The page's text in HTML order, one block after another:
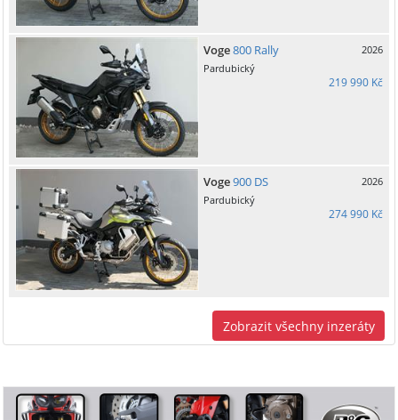
Voge800 Rally
2026
Pardubický
219 990 Kč
Voge900 DS
2026
Pardubický
274 990 Kč
Zobrazit všechny inzeráty